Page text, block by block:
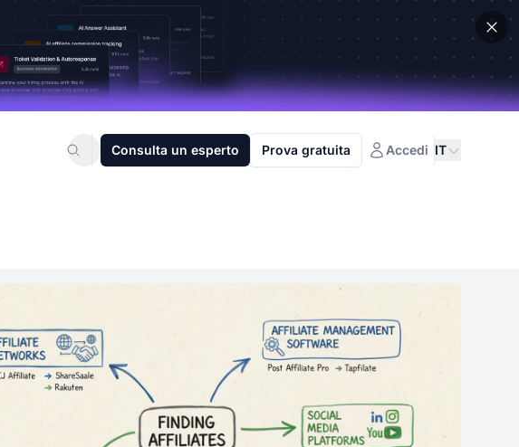
Consulta un esperto Prova gratuita Accedi IT